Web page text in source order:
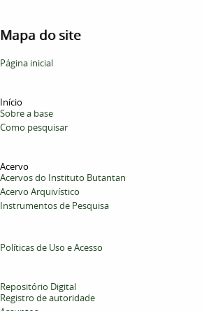
Mapa do site
Página inicial
Início
Sobre a base
Como pesquisar
Acervo
Acervos do Instituto Butantan
Acervo Arquivístico
Instrumentos de Pesquisa
Políticas de Uso e Acesso
Repositório Digital
Registro de autoridade